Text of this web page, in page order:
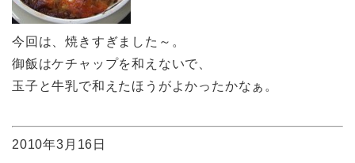
今回は、焼きすぎました～。
御飯はケチャップを和えないで、
玉子と牛乳で和えたほうがよかったかなぁ。
2010年3月16日